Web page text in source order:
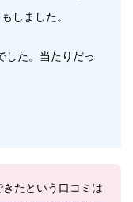
しました。
した。当たりだっ
たという口コミは